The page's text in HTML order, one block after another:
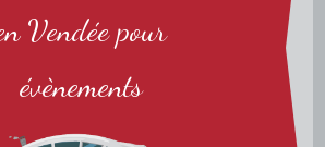
Vendée pour
évènements